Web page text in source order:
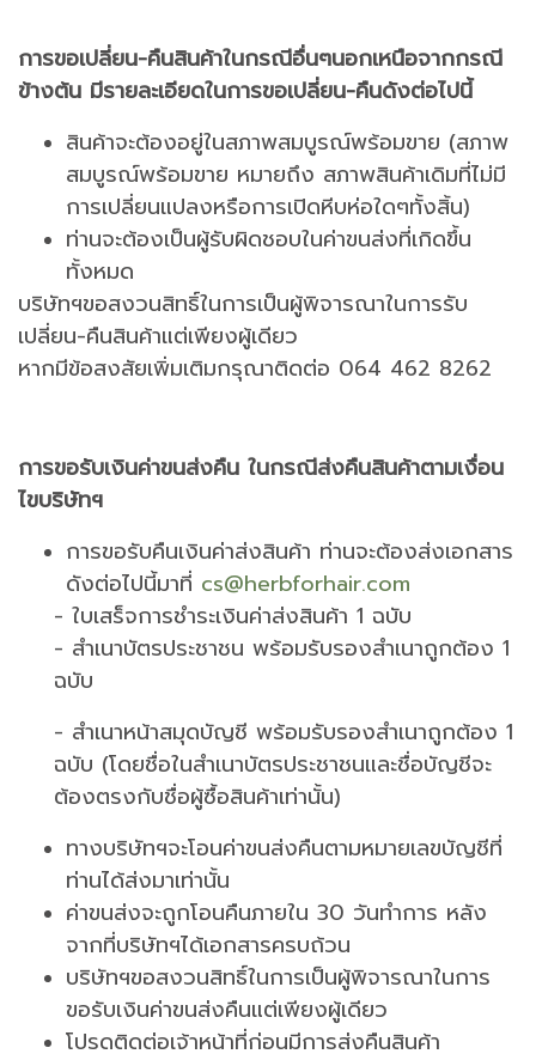
การขอเปลี่ยน-คืนสินค้าในกรณีอื่นๆนอกเหนือจากกรณี
ข้างต้น มีรายละเอียดในการขอเปลี่ยน-คืนดังต่อไปนี้
สินค้าจะต้องอยู่ในสภาพสมบูรณ์พร้อมขาย (สภาพ
สมบูรณ์พร้อมขาย หมายถึง สภาพสินค้าเดิมที่ไม่มี
การเปลี่ยนแปลงหรือการเปิดหีบห่อใดๆทั้งสิ้น)
ท่านจะต้องเป็นผู้รับผิดชอบในค่าขนส่งที่เกิดขึ้น
ทั้งหมด
บริษัทฯขอสงวนสิทธิ์ในการเป็นผู้พิจารณาในการรับ
เปลี่ยน-คืนสินค้าแต่เพียงผู้เดียว
หากมีข้อสงสัยเพิ่มเติมกรุณาติดต่อ 064 462 8262
การขอรับเงินค่าขนส่งคืน ในกรณีส่งคืนสินค้าตามเงื่อน
ไขบริษัทฯ
การขอรับคืนเงินค่าส่งสินค้า ท่านจะต้องส่งเอกสาร
ดังต่อไปนี้มาที่ cs@herbforhair.com
- ใบเสร็จการชำระเงินค่าส่งสินค้า 1 ฉบับ
- สำเนาบัตรประชาชน พร้อมรับรองสำเนาถูกต้อง 1
ฉบับ
- สำเนาหน้าสมุดบัญชี พร้อมรับรองสำเนาถูกต้อง 1
ฉบับ (โดยชื่อในสำเนาบัตรประชาชนและชื่อบัญชีจะ
ต้องตรงกับชื่อผู้ซื้อสินค้าเท่านั้น)
ทางบริษัทฯจะโอนค่าขนส่งคืนตามหมายเลขบัญชีที่
ท่านได้ส่งมาเท่านั้น
ค่าขนส่งจะถูกโอนคืนภายใน 30 วันทำการ หลัง
จากที่บริษัทฯได้เอกสารครบถ้วน
บริษัทฯขอสงวนสิทธิ์ในการเป็นผู้พิจารณาในการ
ขอรับเงินค่าขนส่งคืนแต่เพียงผู้เดียว
โปรดติดต่อเจ้าหน้าที่ก่อนมีการส่งคืนสินค้า